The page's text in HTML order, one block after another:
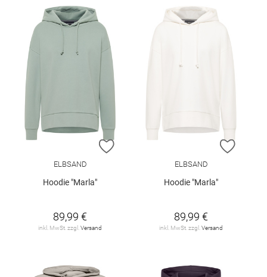
ZUR WUNSCHLISTE HINZUFÜGEN
ELBSAND
Hoodie "Marla"
89,99 €
inkl. MwSt. zzgl.Versand
ZUR
ELBSAND
Hoodie "Marla"
89,99 €
inkl. MwSt. zzgl.Versand